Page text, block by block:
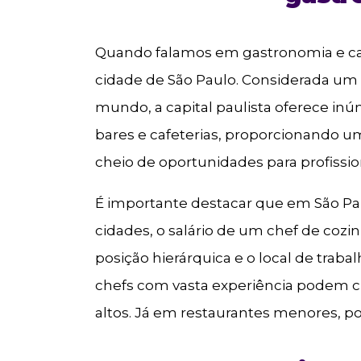
Quando falamos em gastronomia e
cidade de São Paulo. Considerada
mundo, a capital paulista oferece
bares e cafeterias, proporcionando
cheio de oportunidades para
É importante destacar que em São
cidades, o salário de um chef de
posição hierárquica e o local de
chefs com vasta experiência podem
altos. Já em restaurantes menores,